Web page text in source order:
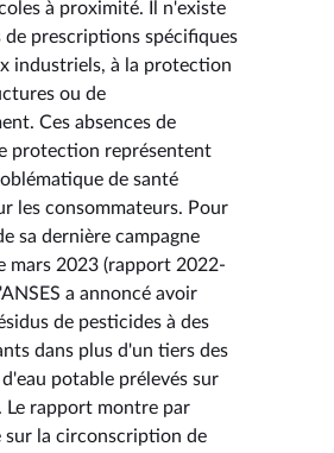
à proximité. Il n'existe
de prescriptions spécifiques
industriels, à la protection
ou de
Ces absences de
protection représentent
de santé
les consommateurs. Pour
sa dernière campagne
mars 2023 (rapport 2022-
a annoncé avoir
de pesticides à des
dans plus d'un tiers des
potable prélevés sur
Le rapport montre par
sur la circonscription de